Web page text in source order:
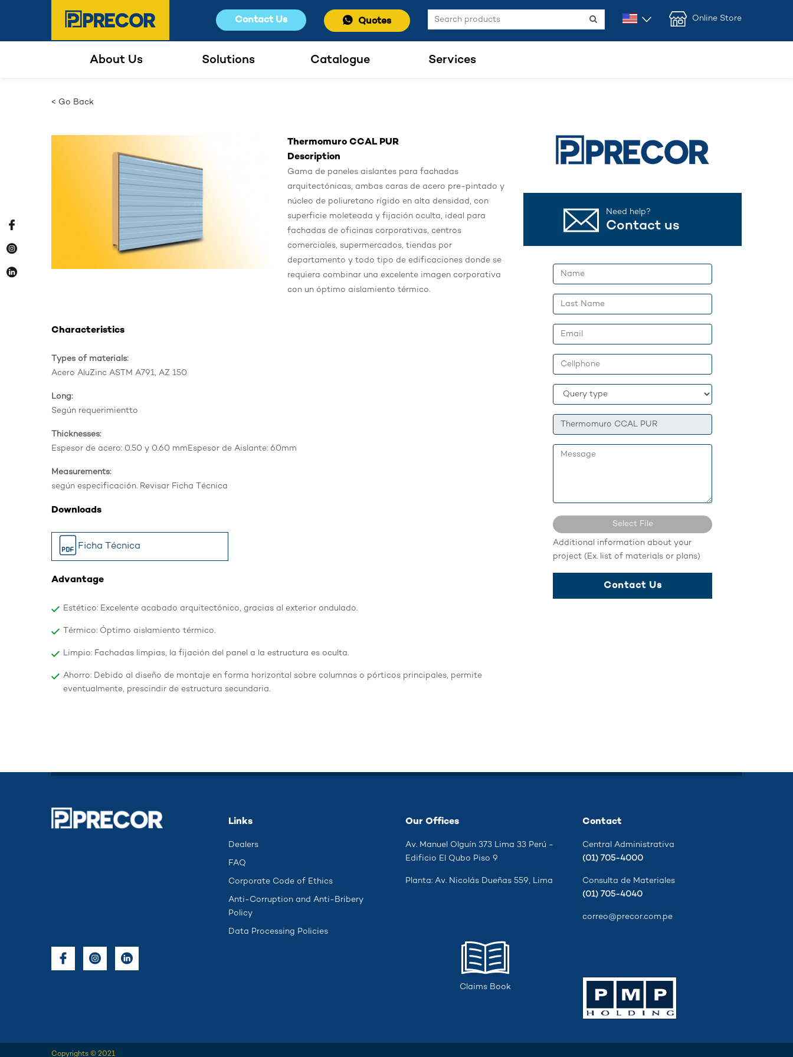
Contact Us Online Store
Quotes
About Us Solutions Catalogue Services
< Go Back
Thermomuro CCAL PUR
Description
Gama de paneles aislantes para fachadas
arquitectónicas, ambas caras de acero pre-pintado y
núcleo de poliuretano rígido en alta densidad, con
superficie moleteada y fijación oculta, ideal para
fachadas de oficinas corporativas, centros
comerciales, supermercados, tiendas por
departamento y todo tipo de edificaciones donde se
requiera combinar una excelente imagen corporativa
con un óptimo aislamiento térmico.
Characteristics
Types of materials:
Acero AluZinc ASTM A791, AZ 150
Long:
Según requerimientto
Thicknesses:
Espesor de acero: 0.50 y 0.60 mmEspesor de Aislante: 60mm
Measurements:
según especificación. Revisar Ficha Técnica
Downloads
Ficha Técnica
Advantage
Estético: Excelente acabado arquitectónico, gracias al exterior ondulado.
Térmico: Óptimo aislamiento térmico.
Limpio: Fachadas limpias, la fijación del panel a la estructura es oculta.
Ahorro: Debido al diseño de montaje en forma horizontal sobre columnas o pórticos principales, permite
eventualmente, prescindir de estructura secundaria.
Need help?
Contact us
Select File
No file selected...
Additional information about your
project (Ex. list of materials or plans)
Links
Dealers
FAQ
Corporate Code of Ethics
Anti-Corruption and Anti-Bribery
Policy
Data Processing Policies
Our Offices
Av. Manuel Olguín 373 Lima 33 Perú -
Edificio El Qubo Piso 9
Planta: Av. Nicolás Dueñas 559, Lima
Claims Book
Contact
Central Administrativa
(01) 705-4000
Consulta de Materiales
(01) 705-4040
correo@precor.com.pe
Copyrights © 2021